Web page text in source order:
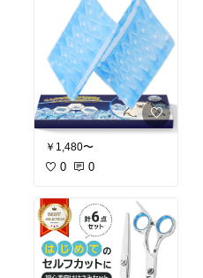
￥1,480〜
0 0